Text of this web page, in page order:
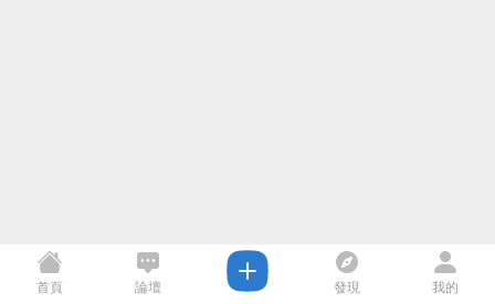
首頁 論壇 發現 我的